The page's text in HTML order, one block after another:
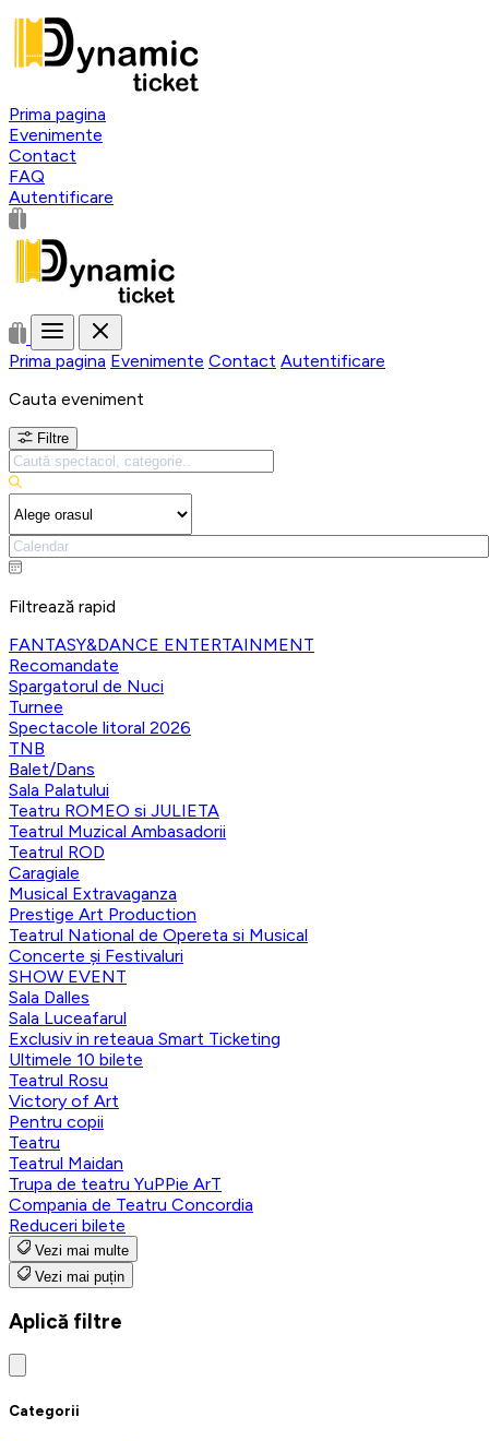
Prima pagina
Evenimente
Contact
FAQ
Autentificare
Prima pagina Evenimente Contact Autentificare
Cauta eveniment
Filtre
Filtrează rapid
FANTASY&DANCE ENTERTAINMENT
Recomandate
Spargatorul de Nuci
Turnee
Spectacole litoral 2026
TNB
Balet/Dans
Sala Palatului
Teatru ROMEO si JULIETA
Teatrul Muzical Ambasadorii
Teatrul ROD
Caragiale
Musical Extravaganza
Prestige Art Production
Teatrul National de Opereta si Musical
Concerte și Festivaluri
SHOW EVENT
Sala Dalles
Sala Luceafarul
Exclusiv in reteaua Smart Ticketing
Ultimele 10 bilete
Teatrul Rosu
Victory of Art
Pentru copii
Teatru
Teatrul Maidan
Trupa de teatru YuPPie ArT
Compania de Teatru Concordia
Reduceri bilete
Vezi mai multe
Vezi mai puțin
Aplică filtre
Categorii